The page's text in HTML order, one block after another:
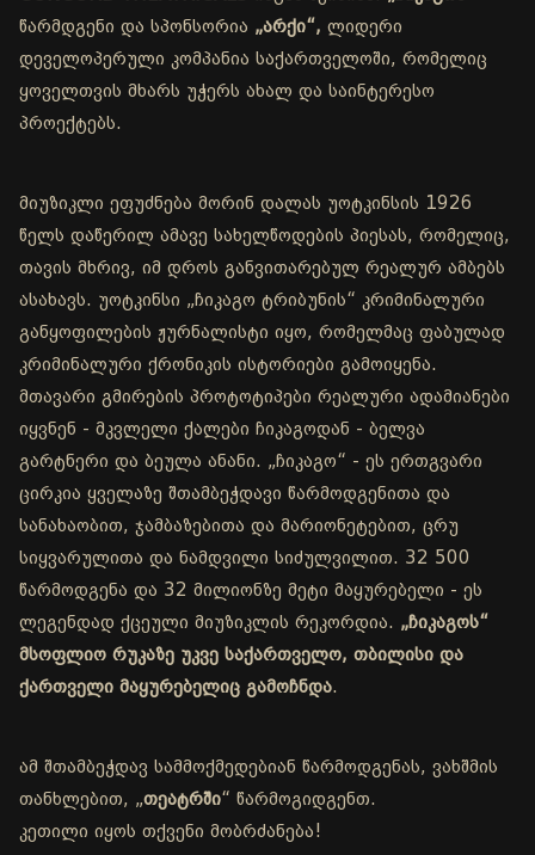
წარმდგენი და სპონსორია „არქი“, ლიდერი
დეველოპერული კომპანია საქართველოში, რომელიც
ყოველთვის მხარს უჭერს ახალ და საინტერესო
პროექტებს.
მიუზიკლი ეფუძნება მორინ დალას უოტკინსის 1926
წელს დაწერილ ამავე სახელწოდების პიესას, რომელიც,
თავის მხრივ, იმ დროს განვითარებულ რეალურ ამბებს
ასახავს. უოტკინსი „ჩიკაგო ტრიბუნის“ კრიმინალური
განყოფილების ჟურნალისტი იყო, რომელმაც ფაბულად
კრიმინალური ქრონიკის ისტორიები გამოიყენა.
მთავარი გმირების პროტოტიპები რეალური ადამიანები
იყვნენ - მკვლელი ქალები ჩიკაგოდან - ბელვა
გარტნერი და ბეულა ანანი. „ჩიკაგო“ - ეს ერთგვარი
ცირკია ყველაზე შთამბეჭდავი წარმოდგენითა და
სანახაობით, ჯამბაზებითა და მარიონეტებით, ცრუ
სიყვარულითა და ნამდვილი სიძულვილით. 32 500
წარმოდგენა და 32 მილიონზე მეტი მაყურებელი - ეს
ლეგენდად ქცეული მიუზიკლის რეკორდია. „ჩიკაგოს“
მსოფლიო რუკაზე უკვე საქართველო, თბილისი და
ქართველი მაყურებელიც გამოჩნდა.
ამ შთამბეჭდავ სამმოქმედებიან წარმოდგენას, ვახშმის
თანხლებით, „თეატრში“ წარმოგიდგენთ.
კეთილი იყოს თქვენი მობრძანება!